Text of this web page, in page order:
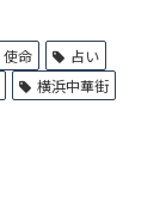
使命
占い
横浜中華街